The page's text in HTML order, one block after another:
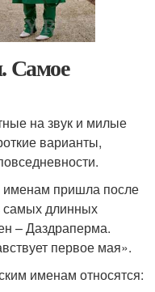
Самое
на звук и милые
варианты,
пришла после
самых длинных
– Даздраперма.
первое мая».
именам относятся: